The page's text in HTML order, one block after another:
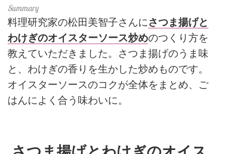
料理研究家の松田美智子さんにさつま揚げと
わけぎのオイスターソース炒めのつくり方を
教えていただきました。さつま揚げのうま味
と、わけぎの香りを生かした炒めものです。
オイスターソースのコクが全体をまとめ、ご
はんによく合う味わいに。